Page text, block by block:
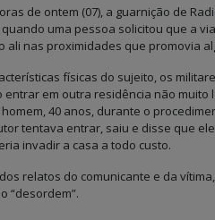
de ontem (07), a guarnição de
uma pessoa solicitou que a
ali nas proximidades que promovia
físicas do sujeito, os
em outra residência não muito
40 anos, durante o
tentava entrar, saiu e disse que
invadir a casa a todo custo.
relatos do comunicante e da
“desordem”.